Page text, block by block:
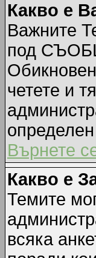
Какво е
Важните
под
четете и
Върнете
Какво е
Темите
всяка